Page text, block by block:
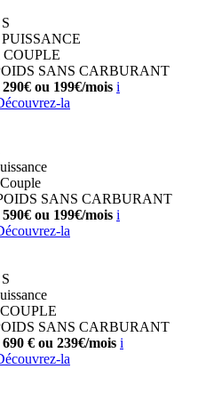
PUISSANCE
COUPLE
SANS CARBURANT
ou 199€/mois i
la
Couple
SANS CARBURANT
ou 199€/mois i
la
COUPLE
SANS CARBURANT
€ ou 239€/mois i
la